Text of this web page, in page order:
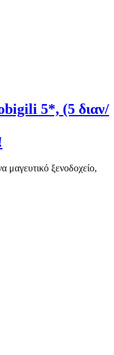
5*, (5 διαν/
ξενοδοχείο,